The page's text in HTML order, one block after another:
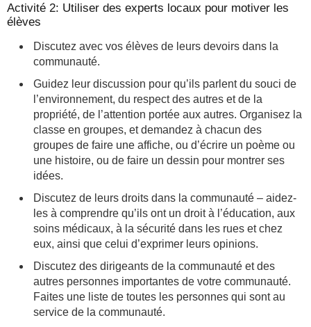
Activité 2: Utiliser des experts locaux pour motiver les
élèves
Discutez avec vos élèves de leurs devoirs dans la
communauté.
Guidez leur discussion pour qu’ils parlent du souci de
l’environnement, du respect des autres et de la
propriété, de l’attention portée aux autres. Organisez la
classe en groupes, et demandez à chacun des
groupes de faire une affiche, ou d’écrire un poème ou
une histoire, ou de faire un dessin pour montrer ses
idées.
Discutez de leurs droits dans la communauté – aidez-
les à comprendre qu’ils ont un droit à l’éducation, aux
soins médicaux, à la sécurité dans les rues et chez
eux, ainsi que celui d’exprimer leurs opinions.
Discutez des dirigeants de la communauté et des
autres personnes importantes de votre communauté.
Faites une liste de toutes les personnes qui sont au
service de la communauté.